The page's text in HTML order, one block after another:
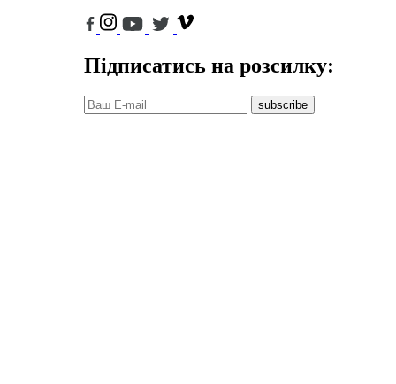
Підписатись на розсилку:
subscribe